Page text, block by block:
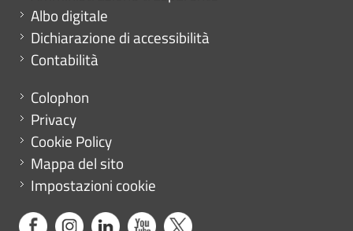
Albo digitale
Dichiarazione di accessibilità
Contabilità
Menu footer
Colophon
Privacy
Cookie Policy
Mappa del sito
Impostazioni cookie